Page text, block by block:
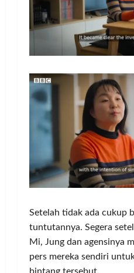
Setelah tidak ada cukup
tuntutannya. Segera
Mi, Jung dan agensinya
pers mereka sendiri